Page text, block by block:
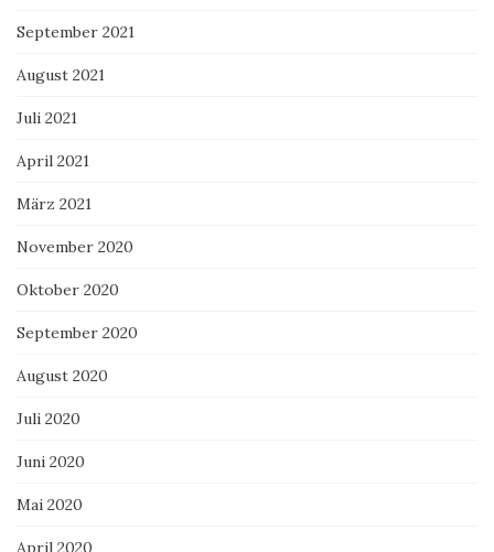
September 2021
August 2021
Juli 2021
April 2021
März 2021
November 2020
Oktober 2020
September 2020
August 2020
Juli 2020
Juni 2020
Mai 2020
April 2020